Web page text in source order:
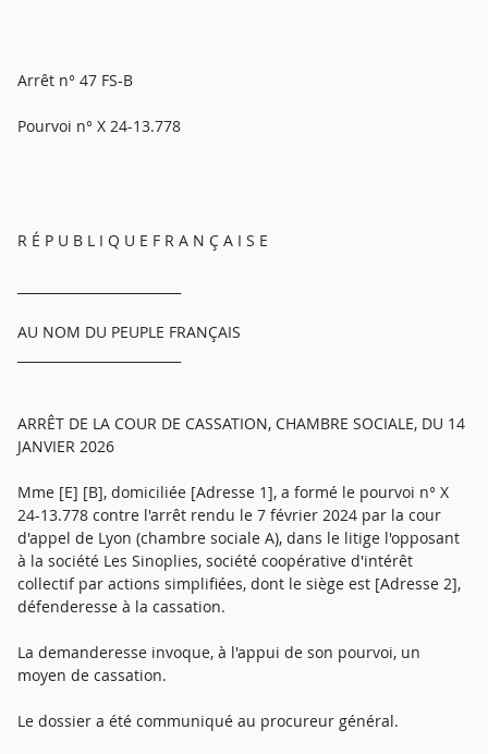
Arrêt n° 47 FS-B
Pourvoi n° X 24-13.778
R É P U B L I Q U E F R A N Ç A I S E
AU NOM DU PEUPLE FRANÇAIS
ARRÊT DE LA COUR DE CASSATION, CHAMBRE SOCIALE, DU 14
JANVIER 2026
Mme [E] [B], domiciliée [Adresse 1], a formé le pourvoi n° X
24-13.778 contre l'arrêt rendu le 7 février 2024 par la cour
d'appel de Lyon (chambre sociale A), dans le litige l'opposant
à la société Les Sinoplies, société coopérative d'intérêt
collectif par actions simplifiées, dont le siège est [Adresse 2],
défenderesse à la cassation.
La demanderesse invoque, à l'appui de son pourvoi, un
moyen de cassation.
Le dossier a été communiqué au procureur général.